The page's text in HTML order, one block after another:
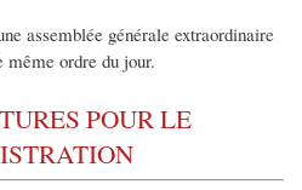
assemblée générale extraordinaire
même ordre du jour.
POUR LE